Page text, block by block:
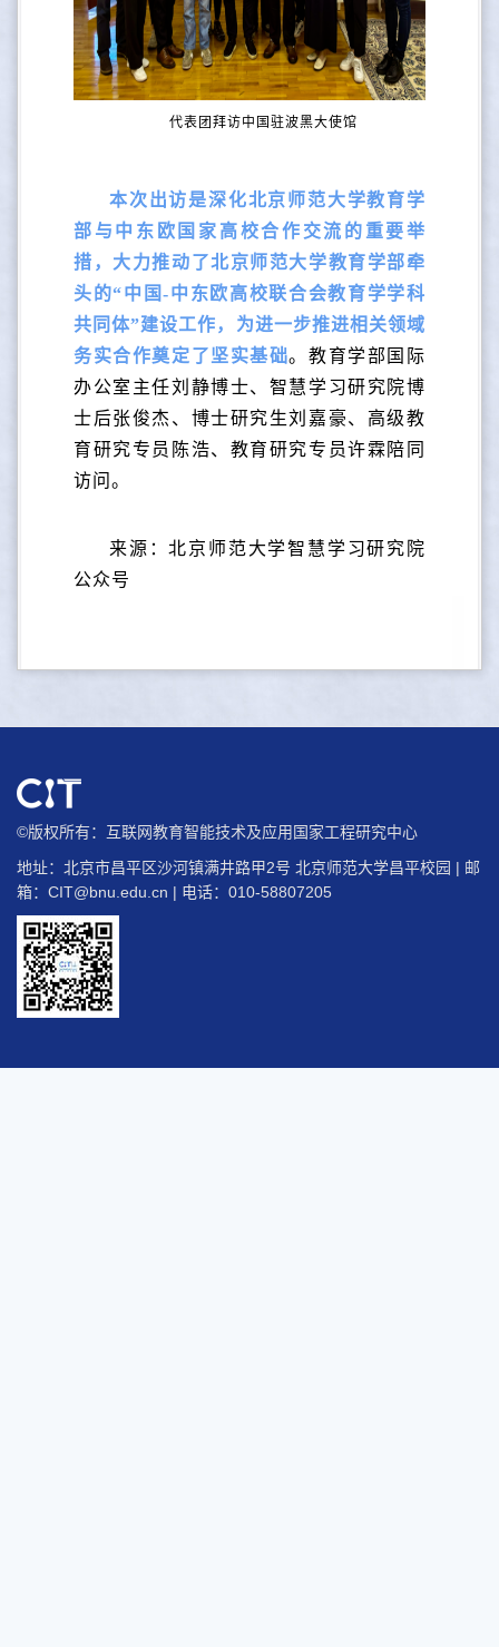
代表团拜访中国驻波黑大使馆
本次出访是深化北京师范大学教育学
部与中东欧国家高校合作交流的重要举
措， 大力推动了北京师范大学教育学部牵
头的“中国-中东欧高校联合会教育学学科
共同体”建设工作，为进一步推进相关领域
务实合作奠定了坚实基础。教育学部国际
办公室主任刘静博士、智慧学习研究院博
士后张俊杰、博士研究生刘嘉豪、高级教
育研究专员陈浩、教育研究专员许霖陪同
访问。
来源：北京师范大学智慧学习研究院
公众号
©版权所有：互联网教育智能技术及应用国家工程研究中心
地址：北京市昌平区沙河镇满井路甲2号 北京师范大学昌平校园 | 邮
箱： CIT@bnu.edu.cn | 电话：010-58807205